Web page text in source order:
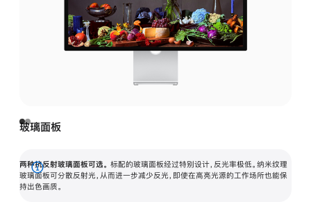
玻璃面板
两种抗反射玻璃面板可选。 标配的玻璃面板经过特别设计，反光率极低。纳米纹理
玻璃面板可分散反射光，从而进一步减少反光，即使在高亮光源的工作场所也能保
持出色画质。
展
开